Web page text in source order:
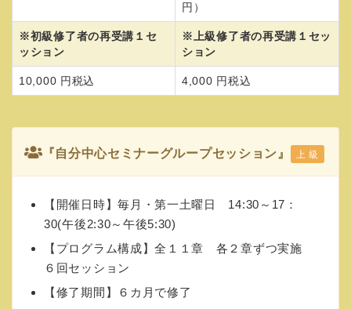
円）
※初級修了者の再受講１セ
ッション
※上級修了者の再受講１セッ
ション
10,000 円税込 4,000 円税込
『自分中心セミナーグループセッション』 上 級
【開催日時】毎月・第一土曜日 14:30～17：
30(午後2:30～午後5:30)
【プログラム構成】全１１章 各２章ずつ実施
６回セッション
【修了期間】６カ月で修了